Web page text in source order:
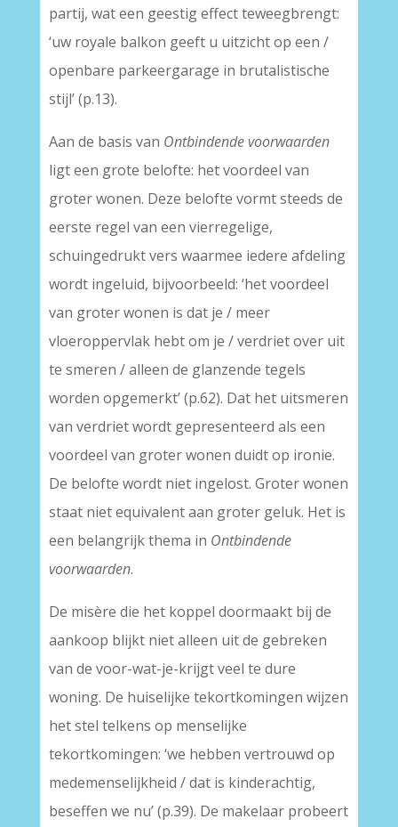
partij, wat een geestig effect teweegbrengt:
‘uw royale balkon geeft u uitzicht op een /
openbare parkeergarage in brutalistische
stijl’ (p.13).
Aan de basis van Ontbindende voorwaarden
ligt een grote belofte: het voordeel van
groter wonen. Deze belofte vormt steeds de
eerste regel van een vierregelige,
schuingedrukt vers waarmee iedere afdeling
wordt ingeluid, bijvoorbeeld: ‘het voordeel
van groter wonen is dat je / meer
vloeroppervlak hebt om je / verdriet over uit
te smeren / alleen de glanzende tegels
worden opgemerkt’ (p.62). Dat het uitsmeren
van verdriet wordt gepresenteerd als een
voordeel van groter wonen duidt op ironie.
De belofte wordt niet ingelost. Groter wonen
staat niet equivalent aan groter geluk. Het is
een belangrijk thema in Ontbindende
voorwaarden.
De misère die het koppel doormaakt bij de
aankoop blijkt niet alleen uit de gebreken
van de voor-wat-je-krijgt veel te dure
woning. De huiselijke tekortkomingen wijzen
het stel telkens op menselijke
tekortkomingen: ‘we hebben vertrouwd op
medemenselijkheid / dat is kinderachtig,
beseffen we nu’ (p.39). De makelaar probeert